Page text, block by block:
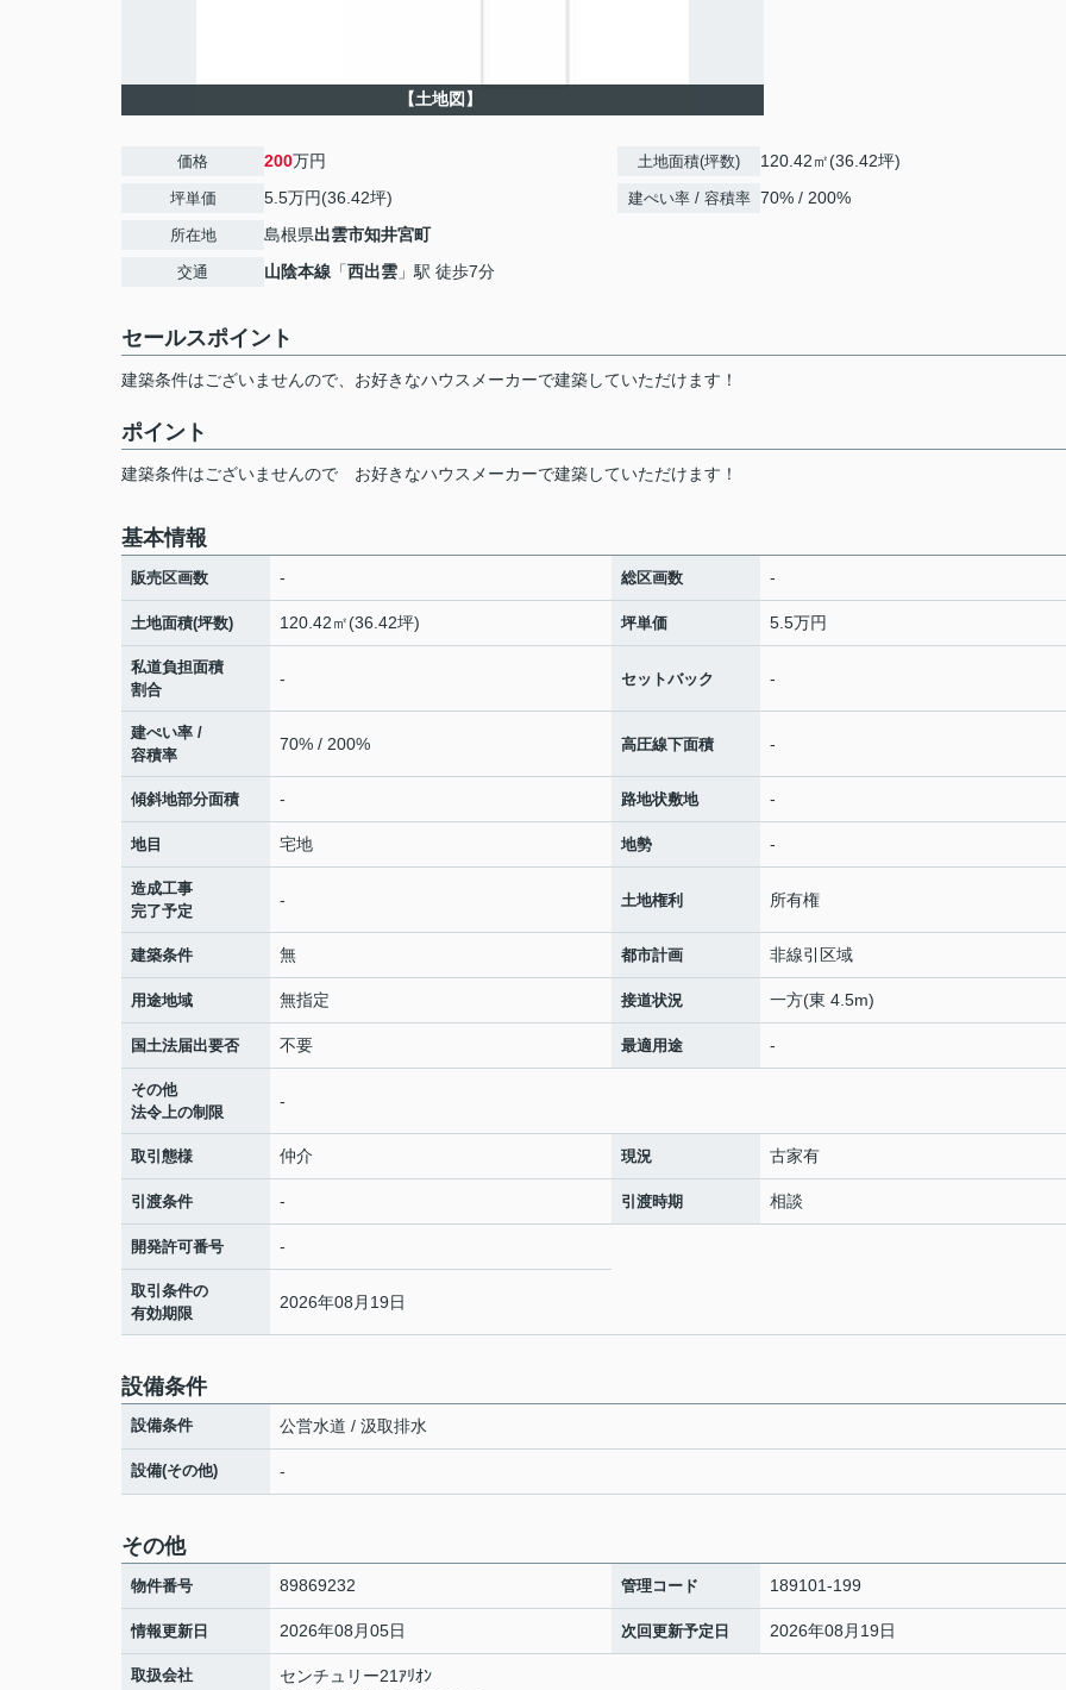
【土地図】
価格 200万円
坪単価 5.5万円(36.42坪)
所在地 島根県出雲市知井宮町
交通 山陰本線 「西出雲 」駅 徒歩7分
土地面積(坪数) 120.42㎡(36.42坪)
建ぺい率 / 容積率 70% / 200%
セールスポイント
建築条件はございませんので、お好きなハウスメーカーで建築していただけます！
ポイント
建築条件はございませんので お好きなハウスメーカーで建築していただけます！
基本情報
販売区画数 - 総区画数 -
土地面積(坪数) 120.42㎡(36.42坪) 坪単価 5.5万円
私道負担面積
割合
- セットバック -
建ぺい率 /
容積率
70% / 200% 高圧線下面積 -
傾斜地部分面積 - 路地状敷地 -
地目 宅地 地勢 -
造成工事
完了予定
- 土地権利 所有権
建築条件 無 都市計画 非線引区域
用途地域 無指定 接道状況 一方(東 4.5m)
国土法届出要否 不要 最適用途 -
その他
法令上の制限
-
取引態様 仲介 現況 古家有
引渡条件 - 引渡時期 相談
開発許可番号 -
取引条件の
有効期限
2026年08月19日
設備条件
設備条件 公営水道 / 汲取排水
設備(その他) -
その他
物件番号 89869232 管理コード 189101-199
情報更新日 2026年08月05日 次回更新予定日 2026年08月19日
取扱会社
センチュリー21ｱﾘｵﾝ